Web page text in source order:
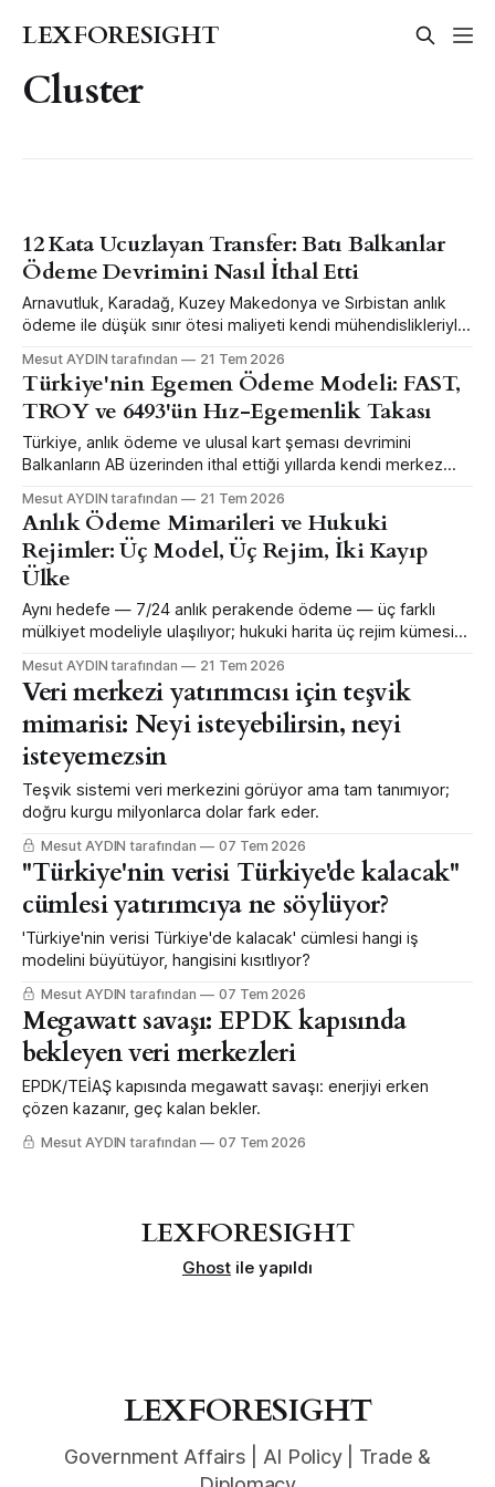
LEXFORESIGHT
Cluster
12 Kata Ucuzlayan Transfer: Batı Balkanlar
Ödeme Devrimini Nasıl İthal Etti
Arnavutluk, Karadağ, Kuzey Makedonya ve Sırbistan anlık
ödeme ile düşük sınır ötesi maliyeti kendi mühendislikleriyle
Karadağ bunun ölçülmüş vitrini.
Mesut AYDIN tarafından 21 Tem 2026
Türkiye'nin Egemen Ödeme Modeli: FAST,
TROY ve 6493'ün Hız-Egemenlik Takası
Türkiye, anlık ödeme ve ulusal kart şeması devrimini
Balkanların AB üzerinden ithal ettiği yıllarda kendi merkez
— sınır ötesi bağlanabilirlikten feragat ederek.
Mesut AYDIN tarafından 21 Tem 2026
Anlık Ödeme Mimarileri ve Hukuki
Rejimler: Üç Model, Üç Rejim, İki Kayıp
Ülke
Aynı hedefe — 7/24 anlık perakende ödeme — üç farklı
mülkiyet modeliyle ulaşılıyor; hukuki harita üç rejim kümesine
da dışında bırakıyor.
Mesut AYDIN tarafından 21 Tem 2026
Veri merkezi yatırımcısı için teşvik
mimarisi: Neyi isteyebilirsin, neyi
isteyemezsin
Teşvik sistemi veri merkezini görüyor ama tam tanımıyor;
doğru kurgu milyonlarca dolar fark eder.
Mesut AYDIN tarafından 07 Tem 2026
"Türkiye'nin verisi Türkiye'de kalacak"
cümlesi yatırımcıya ne söylüyor?
'Türkiye'nin verisi Türkiye'de kalacak' cümlesi hangi iş
modelini büyütüyor, hangisini kısıtlıyor?
Mesut AYDIN tarafından 07 Tem 2026
Megawatt savaşı: EPDK kapısında
bekleyen veri merkezleri
EPDK/TEİAŞ kapısında megawatt savaşı: enerjiyi erken
çözen kazanır, geç kalan bekler.
Mesut AYDIN tarafından 07 Tem 2026
LEXFORESIGHT
Ghost ile yapıldı
LEXFORESIGHT
Government Affairs | AI Policy | Trade &